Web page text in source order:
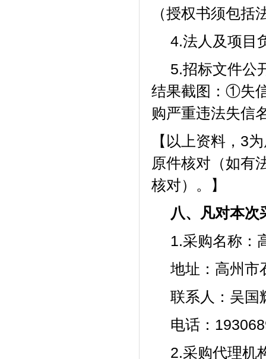
（授权书须包括
4.法人及项目
5.招标文件公
结果截图：①失
购严重违法失信
【以上资料， 3
原件核对（如有
核对）。】
八、凡对本次
1.采购名称：
地址： 高州市
联系人：吴国
电话：
2.采购代理机